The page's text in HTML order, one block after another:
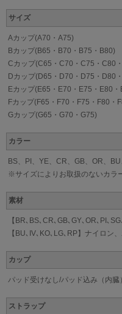
サイズ
Aカップ(A70・A75)
Bカップ(B65・B70・B75・B80)
Cカップ(C65・C70・C75・C80
Dカップ(D65・D70・D75・D80
Eカップ(E65・E70・E75・E80・
Fカップ(F65・F70・F75・F80・
Gカップ(G65・G70・G75)
カラー
BS、PI、YE、CR、GB、OR、
※サイズによりお取扱のないカラ
素材
【BR､BS､CR､GB､GY､OR､PI､
【BU､IV､KO､LG､RP】ナイロン
カップ
パッド受けなし/パッド込み（内臓）
ストラップ